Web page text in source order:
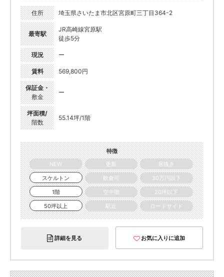
住所 埼玉県さいたま市北区宮原町三丁目364-2
最寄駅
JR高崎線宮原駅
徒歩5分
現況 ー
賃料 569,800円
保証金・
敷金
ー
坪面積/
階数
55.14坪/1階
特徴
NEW
更新
居抜き
スケルトン
飲食可
30万円以下
1階
空中階
20坪以下
50坪以上
駅近 ロードサイド
詳細を見る お気に入りに追加